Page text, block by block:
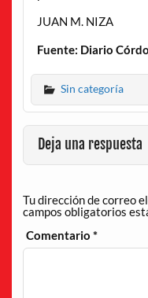
JUAN M. NIZA
Fuente: Diario
Sin categoría
Deja una respuesta
Tu dirección de correo
campos obligatorios
Comentario*